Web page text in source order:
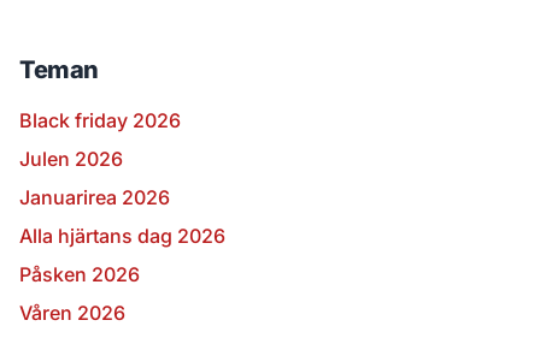
Teman
Black friday 2026
Julen 2026
Januarirea 2026
Alla hjärtans dag 2026
Påsken 2026
Våren 2026